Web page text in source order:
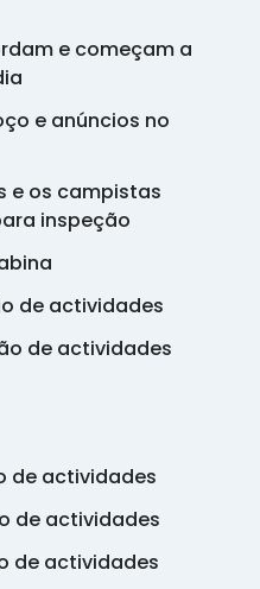
e começam a
e anúncios no
e os campistas
inspeção
de actividades
de actividades
de actividades
de actividades
de actividades